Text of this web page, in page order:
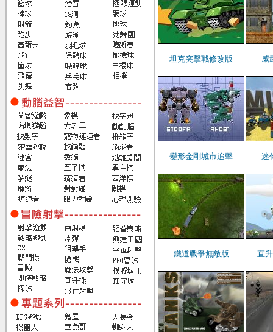
坦克突擊戰修改版 威
變形金剛城市追擊 迷
鐵道戰爭無敵版 直